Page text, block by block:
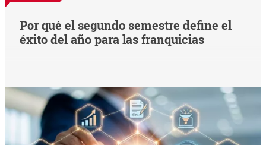
Por qué el segundo semestre define el
éxito del año para las franquicias